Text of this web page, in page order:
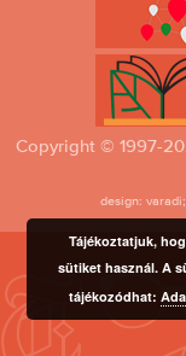
Copyright © 1997-
design:
Tájékoztatjuk,
sütiket használ. A
tájékozódhat: